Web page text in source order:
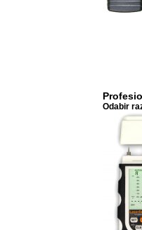
Odabir